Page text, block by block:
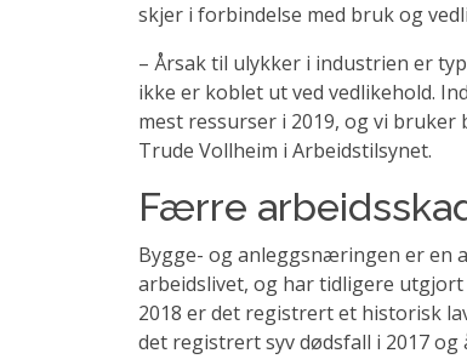
skjer i forbindelse med bruk og
– Årsak til ulykker i industrien er
ikke er koblet ut ved vedlikehold.
mest ressurser i 2019, og vi
Trude Vollheim i Arbeidstilsynet.
Færre
Bygge- og anleggsnæringen er en
arbeidslivet, og har tidligere utgjort
2018 er det registrert et historisk
det registrert syv dødsfall i 2017 og